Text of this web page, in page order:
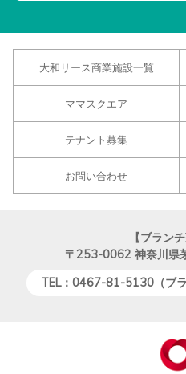
大和リース商業施設一覧
ママスクエア
テナント募集
お問い合わせ
【ブラン
〒253-0062 神奈川県
TEL：0467-81-5130（ブラ